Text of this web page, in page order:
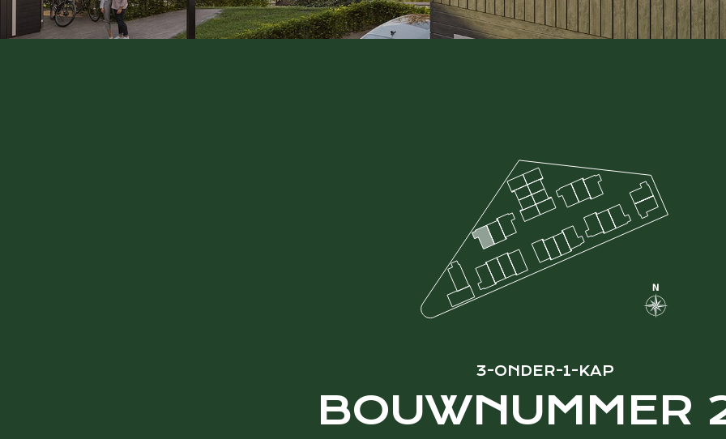
3-ONDER-1-KAP
BOUWNUMMER